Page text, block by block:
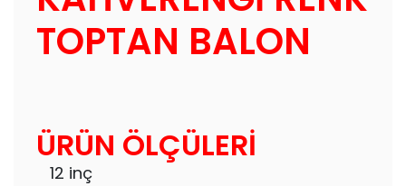
TOPTAN BALON
ÜRÜN ÖLÇÜLERİ
12 inç